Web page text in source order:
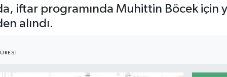
iftar programında Muhittin Böcek için
alındı.